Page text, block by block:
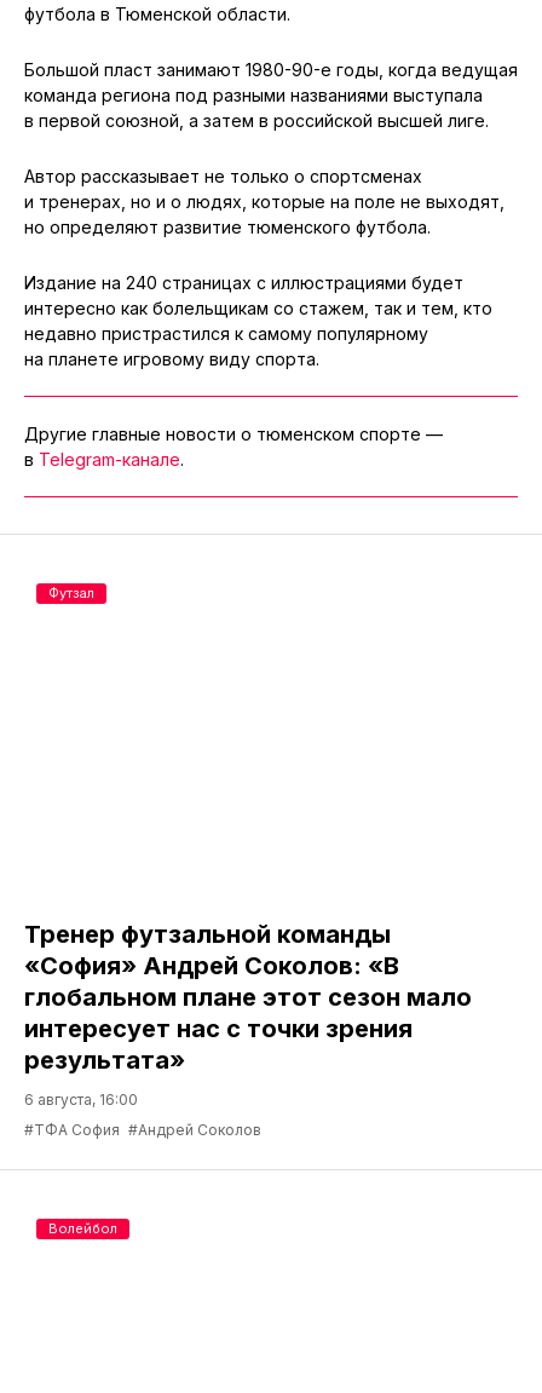
футбола в Тюменской области.
Большой пласт занимают 1980-90-е годы, когда ведущая
команда региона под разными названиями выступала
в первой союзной, а затем в российской высшей лиге.
Автор рассказывает не только о спортсменах
и тренерах, но и о людях, которые на поле не выходят,
но определяют развитие тюменского футбола.
Издание на 240 страницах с иллюстрациями будет
интересно как болельщикам со стажем, так и тем, кто
недавно пристрастился к самому популярному
на планете игровому виду спорта.
Другие главные новости о тюменском спорте —
в Telegram-канале.
Тренер футзальной команды
«София» Андрей Соколов: «В
глобальном плане этот сезон мало
интересует нас с точки зрения
результата»
6 августа, 16:00
#ТФА София #Андрей Соколов
Футзал
Волейбол